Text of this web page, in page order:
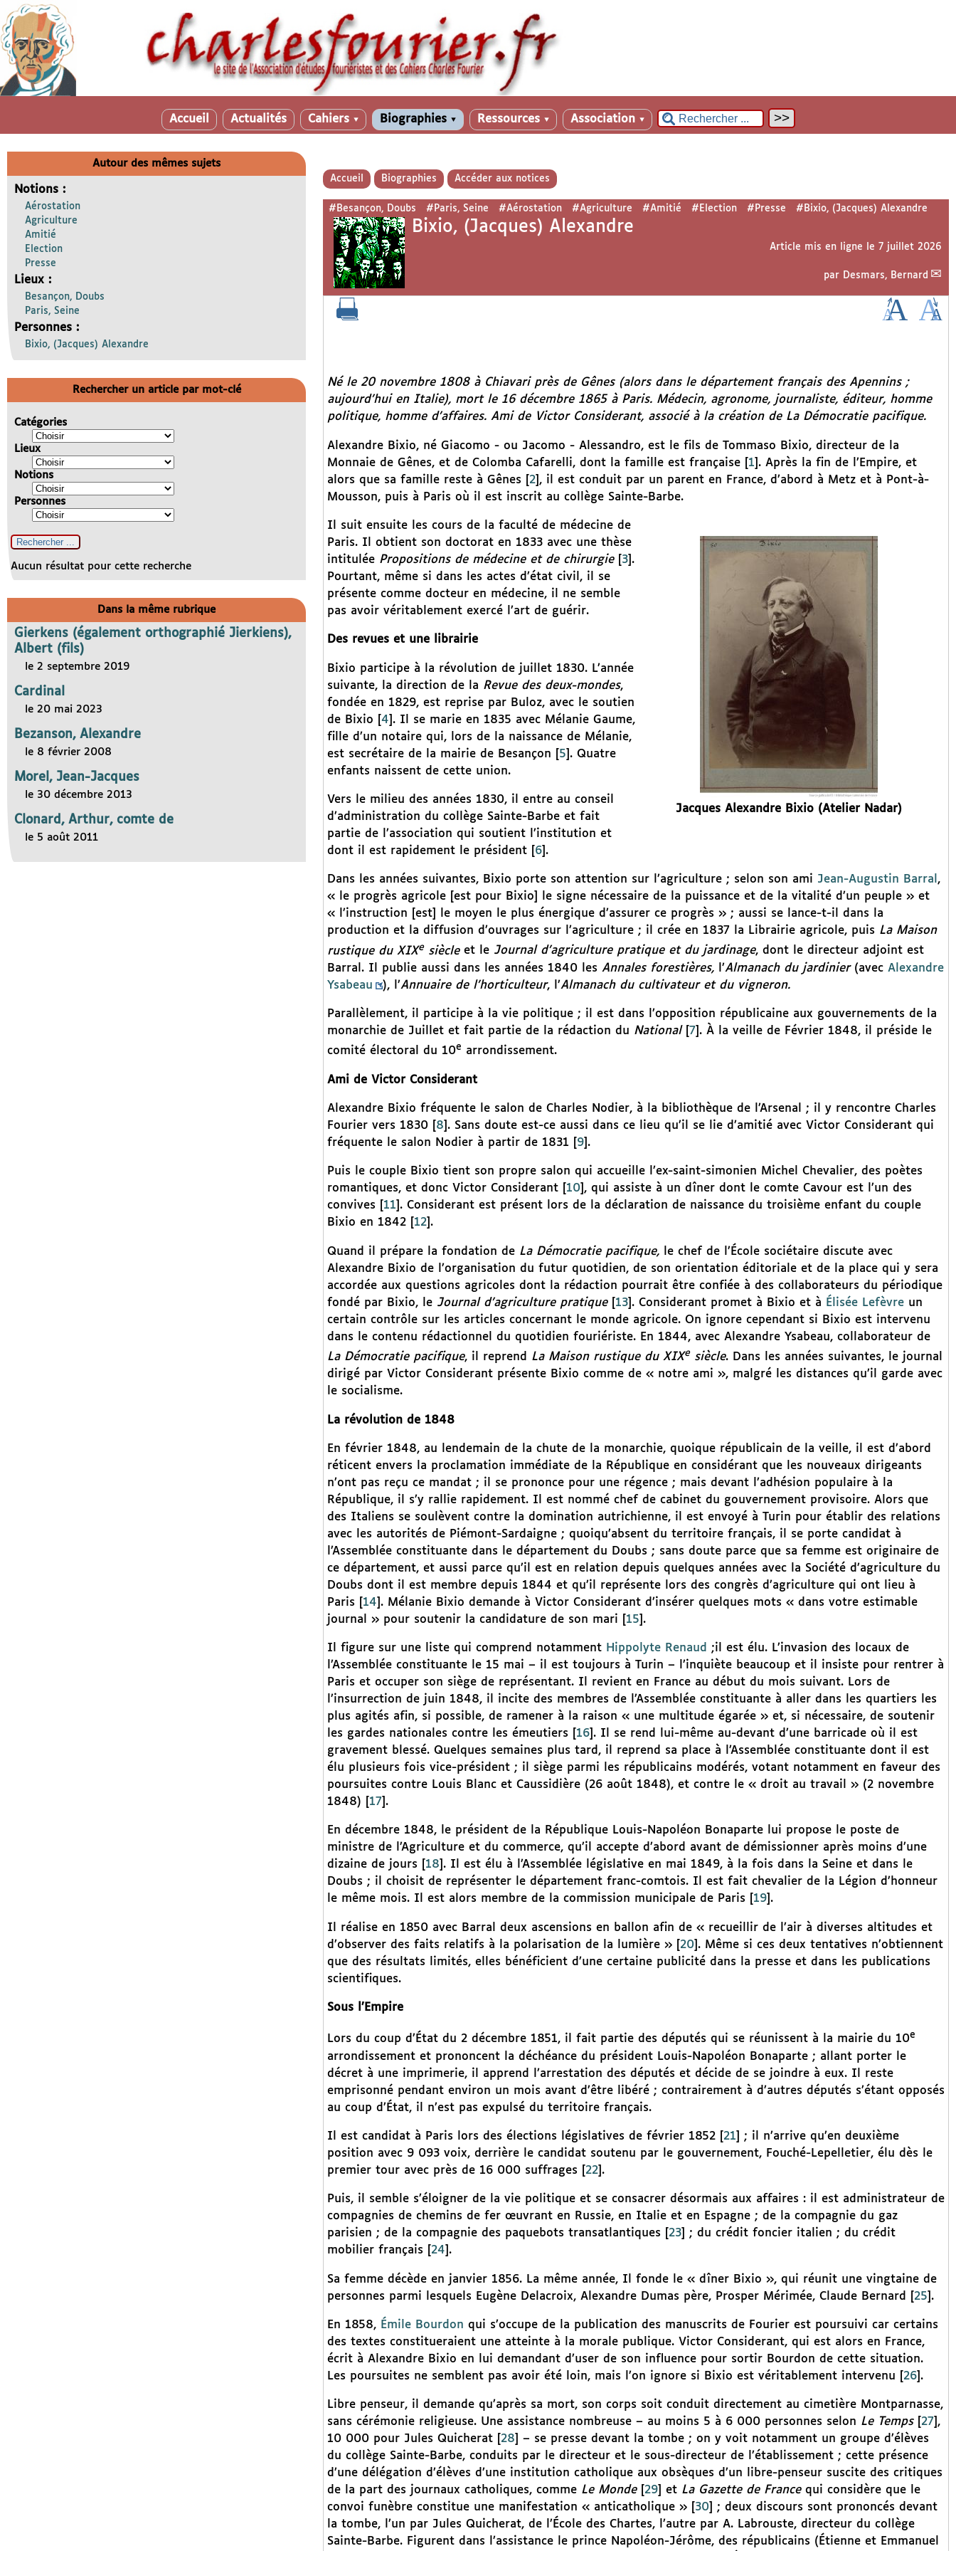
Accueil Actualités Cahiers ▼ Biographies ▼ Ressources ▼ Association ▼
Accueil Biographies Accéder aux notices
#Besançon, Doubs #Paris, Seine #Aérostation #Agriculture #Amitié #Election #Presse #Bixio, (Jacques) Alexandre
Bixio, (Jacques) Alexandre
Article mis en ligne le 7 juillet 2026
par Desmars, Bernard
Né le 20 novembre 1808 à Chiavari près de Gênes (alors dans le département français des Apennins ;
aujourd’hui en Italie), mort le 16 décembre 1865 à Paris. Médecin, agronome, journaliste, éditeur, homme
politique, homme d’affaires. Ami de Victor Considerant, associé à la création de La Démocratie pacifique.
Alexandre Bixio, né Giacomo - ou Jacomo - Alessandro, est le fils de Tommaso Bixio, directeur de la
Monnaie de Gênes, et de Colomba Cafarelli, dont la famille est française[ 1 . Après la fin de l’Empire, et
alors que sa famille reste à Gênes
2] , il est conduit par un parent en France, d’abord à Metz et à Pont-à-
Mousson, puis à Paris où il est inscrit au collège Sainte-Barbe.
Jacques Alexandre Bixio (Atelier Nadar)
Il suit ensuite les cours de la faculté de médecine de
Paris. Il obtient son doctorat en 1833 avec une thèse
intitulée Propositions de médecine et de chirurgie[ 3] .
Pourtant, même si dans les actes d’état civil, il se
présente comme docteur en médecine, il ne semble
pas avoir véritablement exercé l’art de guérir.
Des revues et une librairie
Bixio participe à la révolution de juillet 1830. L’année
suivante, la direction de la Revue des deux-mondes,
fondée en 1829, est reprise par Buloz, avec le soutien
de Bixio
4 . Il se marie en 1835 avec Mélanie Gaume,
fille d’un notaire qui, lors de la naissance de Mélanie,
est secrétaire de la mairie de Besançon
5 . Quatre
enfants naissent de cette union.
Vers le milieu des années 1830, il entre au conseil
d’administration du collège Sainte-Barbe et fait
partie de l’association qui soutient l’institution et
dont il est rapidement le président[ 6] .
Dans les années suivantes, Bixio porte son attention sur l’agriculture ; selon son ami Jean-Augustin Barral ,
« le progrès agricole [est pour Bixio] le signe nécessaire de la puissance et de la vitalité d’un peuple » et
« l’instruction [est] le moyen le plus énergique d’assurer ce progrès » ; aussi se lance-t-il dans la
production et la diffusion d’ouvrages sur l’agriculture ; il crée en 1837 la Librairie agricole, puis La Maison
rustique du XIXesiècleet le Journal d’agriculture pratique et du jardinage, dont le directeur adjoint est
Barral. Il publie aussi dans les années 1840 les Annales forestières, l’Almanach du jardinier (avec Alexandre
Ysabeau
), l’Annuaire de l’horticulteur, l’Almanach du cultivateur et du vigneron.
Parallèlement, il participe à la vie politique ; il est dans l’opposition républicaine aux gouvernements de la
monarchie de Juillet et fait partie de la rédaction du National[ 7 . À la veille de Février 1848, il préside le
comité électoral du 10e arrondissement.
Ami de Victor Considerant
Alexandre Bixio fréquente le salon de Charles Nodier, à la bibliothèque de l’Arsenal ; il y rencontre Charles
Fourier vers 1830[ 8 . Sans doute est-ce aussi dans ce lieu qu’il se lie d’amitié avec Victor Considerant qui
fréquente le salon Nodier à partir de 1831
9] .
Puis le couple Bixio tient son propre salon qui accueille l’ex-saint-simonien Michel Chevalier, des poètes
romantiques, et donc Victor Considerant[ 10 , qui assiste à un dîner dont le comte Cavour est l’un des
convives
11 . Considerant est présent lors de la déclaration de naissance du troisième enfant du couple
Bixio en 1842[ 12] .
Quand il prépare la fondation de La Démocratie pacifique,
le chef de l’École sociétaire discute avec
Alexandre Bixio de l’organisation du futur quotidien, de son orientation éditoriale et de la place qui y sera
accordée aux questions agricoles dont la rédaction pourrait être confiée à des collaborateurs du périodique
fondé par Bixio, le Journal d’agriculture pratique[ 13] . Considerant promet à Bixio et à Élisée Lefèvreun
certain contrôle sur les articles concernant le monde agricole. On ignore cependant si Bixio est intervenu
dans le contenu rédactionnel du quotidien fouriériste. En 1844, avec Alexandre Ysabeau, collaborateur de
La Démocratie pacifique, il reprend La Maison rustique du XIXesiècle. Dans les années suivantes, le journal
dirigé par Victor Considerant présente Bixio comme de « notre ami », malgré les distances qu’il garde avec
le socialisme.
La révolution de 1848
En février 1848, au lendemain de la chute de la monarchie, quoique républicain de la veille, il est d’abord
réticent envers la proclamation immédiate de la République en considérant que les nouveaux dirigeants
n’ont pas reçu ce mandat ; il se prononce pour une régence ; mais devant l’adhésion populaire à la
République, il s’y rallie rapidement. Il est nommé chef de cabinet du gouvernement provisoire. Alors que
des Italiens se soulèvent contre la domination autrichienne, il est envoyé à Turin pour établir des relations
avec les autorités de Piémont-Sardaigne ; quoiqu’absent du territoire français, il se porte candidat à
l’Assemblée constituante dans le département du Doubs ; sans doute parce que sa femme est originaire de
ce département, et aussi parce qu’il est en relation depuis quelques années avec la Société d’agriculture du
Doubs dont il est membre depuis 1844 et qu’il représente lors des congrès d’agriculture qui ont lieu à
Paris
14 . Mélanie Bixio demande à Victor Considerant d’insérer quelques mots « dans votre estimable
journal » pour soutenir la candidature de son mari
15 .
Il figure sur une liste qui comprend notamment Hippolyte Renaud ;il est élu. L’invasion des locaux de
l’Assemblée constituante le 15 mai – il est toujours à Turin – l’inquiète beaucoup et il insiste pour rentrer à
Paris et occuper son siège de représentant. Il revient en France au début du mois suivant. Lors de
l’insurrection de juin 1848, il incite des membres de l’Assemblée constituante à aller dans les quartiers les
plus agités afin, si possible, de ramener à la raison « une multitude égarée » et, si nécessaire, de soutenir
les gardes nationales contre les émeutiers
16] . Il se rend lui-même au-devant d’une barricade où il est
gravement blessé. Quelques semaines plus tard, il reprend sa place à l’Assemblée constituante dont il est
élu plusieurs fois vice-président ; il siège parmi les républicains modérés, votant notamment en faveur des
poursuites contre Louis Blanc et Caussidière (26 août 1848), et contre le « droit au travail » (2 novembre
1848)
17 .
En décembre 1848, le président de la République Louis-Napoléon Bonaparte lui propose le poste de
ministre de l’Agriculture et du commerce, qu’il accepte d’abord avant de démissionner après moins d’une
dizaine de jours
18 . Il est élu à l’Assemblée législative en mai 1849, à la fois dans la Seine et dans le
Doubs ; il choisit de représenter le département franc-comtois. Il est fait chevalier de la Légion d’honneur
le même mois. Il est alors membre de la commission municipale de Paris
19] .
Il réalise en 1850 avec Barral deux ascensions en ballon afin de « recueillir de l’air à diverses altitudes et
d’observer des faits relatifs à la polarisation de la lumière »[ 20 . Même si ces deux tentatives n’obtiennent
que des résultats limités, elles bénéficient d’une certaine publicité dans la presse et dans les publications
scientifiques.
Sous l’Empire
Lors du coup d’État du 2 décembre 1851, il fait partie des députés qui se réunissent à la mairie du 10e
arrondissement et prononcent la déchéance du président Louis-Napoléon Bonaparte ; allant porter le
décret à une imprimerie, il apprend l’arrestation des députés et décide de se joindre à eux. Il reste
emprisonné pendant environ un mois avant d’être libéré ; contrairement à d’autres députés s’étant opposés
au coup d’État, il n’est pas expulsé du territoire français.
Il est candidat à Paris lors des élections législatives de février 1852[ 21
; il n’arrive qu’en deuxième
position avec 9 093 voix, derrière le candidat soutenu par le gouvernement, Fouché-Lepelletier, élu dès le
premier tour avec près de 16 000 suffrages
22] .
Puis, il semble s’éloigner de la vie politique et se consacrer désormais aux affaires : il est administrateur de
compagnies de chemins de fer œuvrant en Russie, en Italie et en Espagne ; de la compagnie du gaz
parisien ; de la compagnie des paquebots transatlantiques
23]
; du crédit foncier italien ; du crédit
mobilier français
24 .
Sa femme décède en janvier 1856. La même année, Il fonde le « dîner Bixio », qui réunit une vingtaine de
personnes parmi lesquels Eugène Delacroix, Alexandre Dumas père, Prosper Mérimée, Claude Bernard
25 .
En 1858, Émile Bourdon qui s’occupe de la publication des manuscrits de Fourier est poursuivi car certains
des textes constitueraient une atteinte à la morale publique. Victor Considerant, qui est alors en France,
écrit à Alexandre Bixio en lui demandant d’user de son influence pour sortir Bourdon de cette situation.
Les poursuites ne semblent pas avoir été loin, mais l’on ignore si Bixio est véritablement intervenu
26] .
Libre penseur, il demande qu’après sa mort, son corps soit conduit directement au cimetière Montparnasse,
sans cérémonie religieuse. Une assistance nombreuse – au moins 5 à 6 000 personnes selon Le Temps[ 27 ,
10 000 pour Jules Quicherat[ 28
– se presse devant la tombe ; on y voit notamment un groupe d’élèves
du collège Sainte-Barbe, conduits par le directeur et le sous-directeur de l’établissement ; cette présence
d’une délégation d’élèves d’une institution catholique aux obsèques d’un libre-penseur suscite des critiques
de la part des journaux catholiques, comme Le Monde[ 29] et La Gazette de Francequi considère que le
convoi funèbre constitue une manifestation « anticatholique »[ 30
; deux discours sont prononcés devant
la tombe, l’un par Jules Quicherat, de l’École des Chartes, l’autre par A. Labrouste, directeur du collège
Sainte-Barbe. Figurent dans l’assistance le prince Napoléon-Jérôme, des républicains (Étienne et Emmanuel
Autour des mêmes sujets
Notions :
Aérostation
Agriculture
Amitié
Election
Presse
Lieux :
Besançon, Doubs
Paris, Seine
Personnes :
Bixio, (Jacques) Alexandre
Rechercher un article par mot-clé
Catégories
Lieux
Notions
Personnes
Aucun résultat pour cette recherche
Dans la même rubrique
Gierkens (également orthographié Jierkiens),
Albert (fils)
le 2 septembre 2019
Cardinal
le 20 mai 2023
Bezanson, Alexandre
le 8 février 2008
Morel, Jean-Jacques
le 30 décembre 2013
Clonard, Arthur, comte de
le 5 août 2011